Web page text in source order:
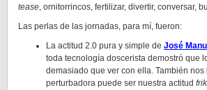
tease, ornitorrincos, fertilizar, divertir, conversar,
Las perlas de las jornadas, para mí, fueron:
La actitud 2.0 pura y simple de José
toda tecnología doscerista demostró que
demasiado que ver con ella. También nos
perturbadora puede ser nuestra actitud